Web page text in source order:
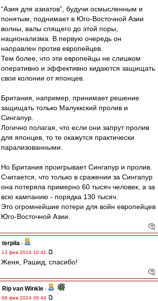
“Азия для азиатов”, будучи осмысленным и
понятым, поднимает в Юго-Восточной Азии
волны, валы спящего до этой поры,
национализма. В первую очередь он
направлен против европейцев.
Тем более, что эти европейцы не слишком
оперативно и эффективно кидаются защищать
свои колонии от японцев.
Британия, например, принимает решение
защищать только Малуккский пролив и
Сингапур.
Логично полагая, что если они запрут пролив
для японцев, то те окажутся практически
парализованными.
Но Британия проигрывает Сингапур и пролив.
Считается, что только в сражении за Сингапур
она потеряла примерно 60 тысяч человек, а за
всю кампанию - порядка 130 тысяч.
Это огромнейшие потери для войн европейцев
Юго-Восточной Азии.
terpila -
13 фев 2024 10:41
Женя, Рашид, спасибо!
Rip van Winkle -
08 фев 2024 08:44